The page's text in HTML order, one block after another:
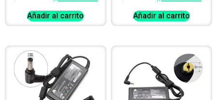
Añadir al carrito Añadir al carrito